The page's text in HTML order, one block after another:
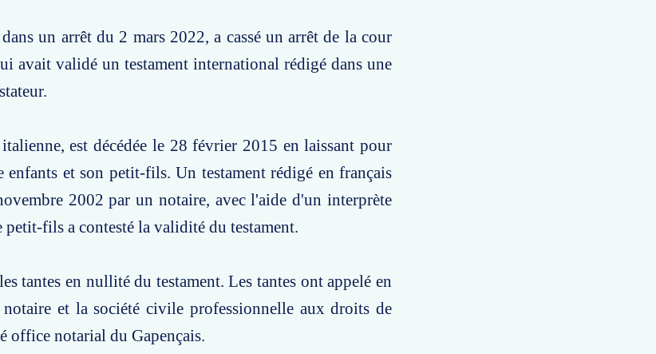
un arrêt du 2 mars 2022, a cassé un arrêt de la cour
avait validé un testament international rédigé dans une
est décédée le 28 février 2015 en laissant pour
enfants et son petit-fils. Un testament rédigé en français
2002 par un notaire, avec l'aide d'un interprète
fils a contesté la validité du testament.
tantes en nullité du testament. Les tantes ont appelé en
et la société civile professionnelle aux droits de
office notarial du Gapençais.